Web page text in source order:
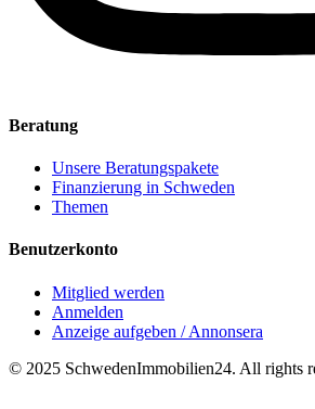
Beratung
Unsere Beratungspakete
Finanzierung in Schweden
Themen
Benutzerkonto
Mitglied werden
Anmelden
Anzeige aufgeben / Annonsera
© 2025 SchwedenImmobilien24. All rights